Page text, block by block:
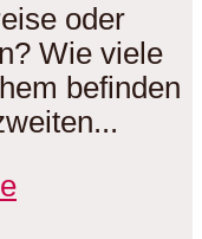
oder
Wie viele
befinden